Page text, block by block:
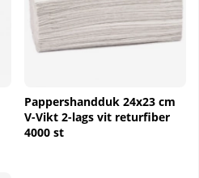
Pappershandduk 24x23 cm
V-Vikt 2-lags vit returfiber
4000 st